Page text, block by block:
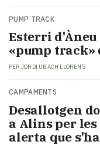
PUMP TRACK
Esterri d'Àneu
«pump track»
PER JORDI UBACH LLORENS
CAMPAMENTS
​Desallotgen
a Alins per
alerta que